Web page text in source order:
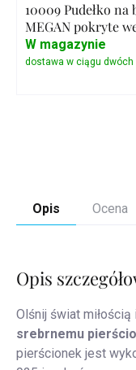
10009 Pudełko
MEGAN pokryte
W magazynie
Opis Ocena
Opis
Olśnij świat
srebrnemu
pierścionek jest